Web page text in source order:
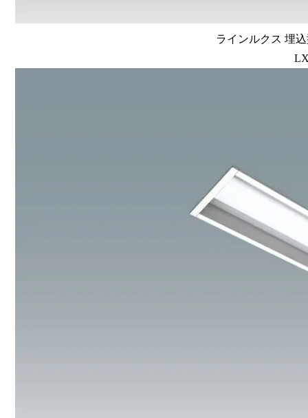
ラインルクス 埋